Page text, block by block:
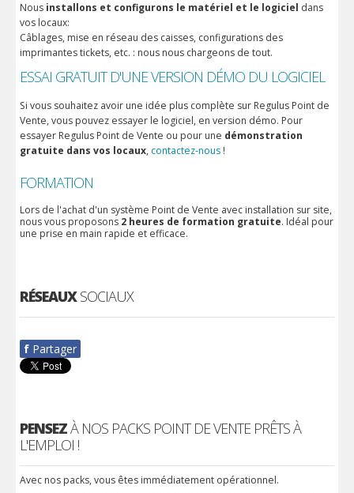
Nous installons et configurons le matériel et le logiciel dans
vos locaux:
Câblages, mise en réseau des caisses, configurations des
imprimantes tickets, etc. : nous nous chargeons de tout.
ESSAI GRATUIT D'UNE VERSION DÉMO DU LOGICIEL
Si vous souhaitez avoir une idée plus complète sur Regulus Point de
Vente, vous pouvez essayer le logiciel, en version démo. Pour
essayer Regulus Point de Vente ou pour une démonstration
gratuite dans vos locaux, contactez-nous !
FORMATION
Lors de l'achat d'un système Point de Vente avec installation sur site,
nous vous proposons 2 heures de formation gratuite. Idéal pour
une prise en main rapide et efficace.
RÉSEAUXSOCIAUX
f Partager
PENSEZÀ NOS PACKS POINT DE VENTE PRÊTS À
L'EMPLOI !
Avec nos packs, vous êtes immédiatement opérationnel.